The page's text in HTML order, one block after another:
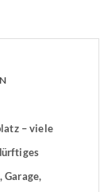
– viele
Garage,